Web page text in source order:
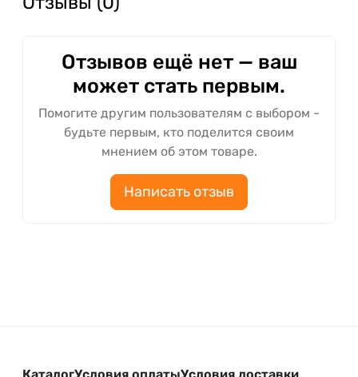
Отзывов ещё нет — ваш
может стать первым.
Помогите другим пользователям с выбором -
будьте первым, кто поделится своим
мнением об этом товаре.
Написать отзыв